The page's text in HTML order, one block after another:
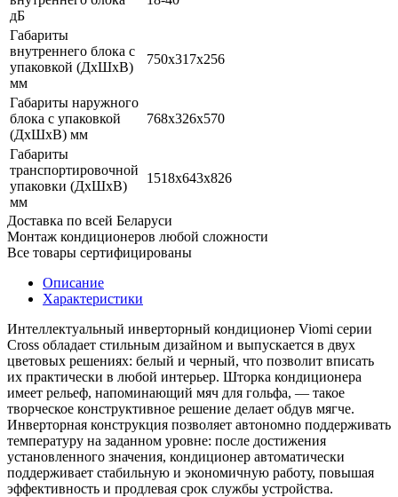
дБ
Габариты
внутреннего блока с
упаковкой (ДхШхВ)
мм
750х317х256
Габариты наружного
блока с упаковкой
(ДхШхВ) мм
768х326х570
Габариты
транспортировочной
упаковки (ДхШхВ)
мм
1518х643х826
Доставка по всей Беларуси
Монтаж кондиционеров любой сложности
Все товары сертифицированы
Описание
Характеристики
Интеллектуальный инверторный кондиционер Viomi серии
Cross обладает стильным дизайном и выпускается в двух
цветовых решениях: белый и черный, что позволит вписать
их практически в любой интерьер. Шторка кондиционера
имеет рельеф, напоминающий мяч для гольфа, — такое
творческое конструктивное решение делает обдув мягче.
Инверторная конструкция позволяет автономно поддерживать
температуру на заданном уровне: после достижения
установленного значения, кондиционер автоматически
поддерживает стабильную и экономичную работу, повышая
эффективность и продлевая срок службы устройства.